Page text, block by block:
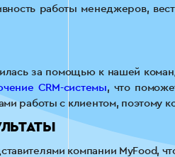
работы менеджеров,
за помощью к нашей
CRM-системы, что
работы с клиентом, поэтому
компании MyFood,